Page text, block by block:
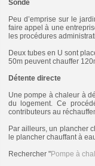
Sonde
Peu d’emprise sur le
faire appel à une
les procédures
Deux tubes en U sont
50m peuvent chauffer
Détente directe
Une pompe à chaleur à
du logement. Ce
contributeurs au
Par ailleurs, un plancher
le plancher chauffant à
Rechercher "Pompe à